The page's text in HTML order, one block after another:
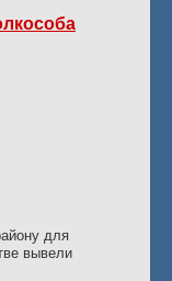
для
вывели